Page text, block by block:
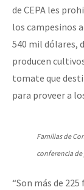
de CEPA les
los campesinos
540 mil dólares,
producen
tomate que
para proveer a
Familias de
conferencia de
“Son más de